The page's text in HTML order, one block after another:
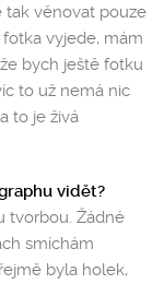
tak věnovat pouze
vyjede, mám
bych ještě fotku
to už nemá nic
to je živá
vidět?
tvorbou. Žádné
smíchám
byla holek,